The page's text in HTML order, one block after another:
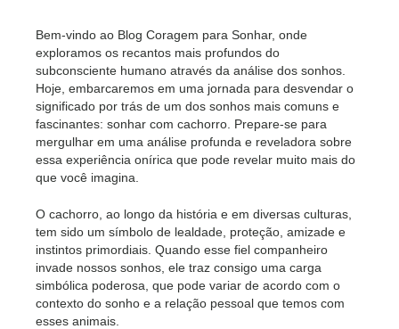
Bem-vindo ao Blog Coragem para Sonhar, onde
exploramos os recantos mais profundos do
subconsciente humano através da análise dos sonhos.
Hoje, embarcaremos em uma jornada para desvendar o
significado por trás de um dos sonhos mais comuns e
fascinantes: sonhar com cachorro. Prepare-se para
mergulhar em uma análise profunda e reveladora sobre
essa experiência onírica que pode revelar muito mais do
que você imagina.
O cachorro, ao longo da história e em diversas culturas,
tem sido um símbolo de lealdade, proteção, amizade e
instintos primordiais. Quando esse fiel companheiro
invade nossos sonhos, ele traz consigo uma carga
simbólica poderosa, que pode variar de acordo com o
contexto do sonho e a relação pessoal que temos com
esses animais.